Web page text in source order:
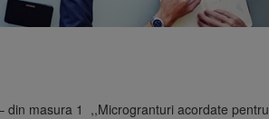
din masura 1 ,,Microgranturi acordate pentru